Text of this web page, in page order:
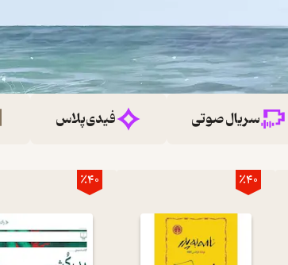
سریال صوتی فیدی‌پلاس
٪40 ٪40